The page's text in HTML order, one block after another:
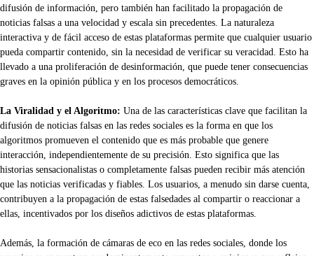
difusión de información, pero también han facilitado la propagación de
noticias falsas a una velocidad y escala sin precedentes. La naturaleza
interactiva y de fácil acceso de estas plataformas permite que cualquier usuario
pueda compartir contenido, sin la necesidad de verificar su veracidad. Esto ha
llevado a una proliferación de desinformación, que puede tener consecuencias
graves en la opinión pública y en los procesos democráticos.
La Viralidad y el Algoritmo: Una de las características clave que facilitan la
difusión de noticias falsas en las redes sociales es la forma en que los
algoritmos promueven el contenido que es más probable que genere
interacción, independientemente de su precisión. Esto significa que las
historias sensacionalistas o completamente falsas pueden recibir más atención
que las noticias verificadas y fiables. Los usuarios, a menudo sin darse cuenta,
contribuyen a la propagación de estas falsedades al compartir o reaccionar a
ellas, incentivados por los diseños adictivos de estas plataformas.
Además, la formación de cámaras de eco en las redes sociales, donde los